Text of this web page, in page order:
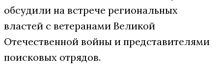
обсудили на встрече региональных
властей с ветеранами Великой
Отечественной войны и представителями
поисковых отрядов.